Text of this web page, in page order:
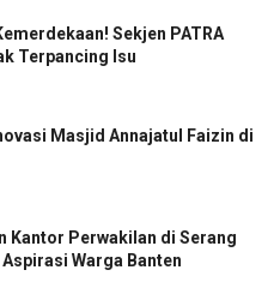
Sekjen PATRA
Terpancing Isu
Masjid Annajatul Faizin di
Kantor Perwakilan di Serang
Warga Banten